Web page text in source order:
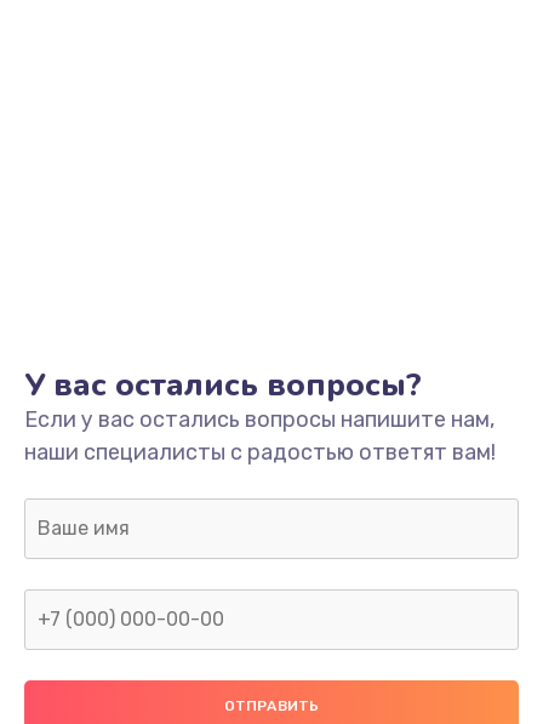
Замена/Pемонт карбюратора
1300 руб.
Заказать
Ремонт капиллярной трубки
400 руб.
У вас остались вопросы?
Если у вас остались вопросы напишите нам,
наши специалисты с радостью ответят вам!